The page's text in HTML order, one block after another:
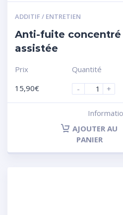
ADDITIF / ENTRETIEN
Anti-fuite
assistée
Prix
15,90€
Quantité
-
+
AJOUTER AU
PANIER